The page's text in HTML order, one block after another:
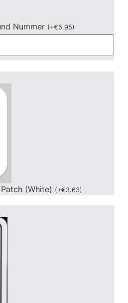
Nummer (+€5.95)
(White) (+€3.63)